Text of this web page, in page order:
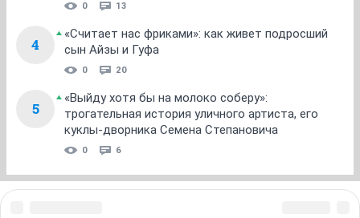
0 13
4
«Считает нас фриками»: как живет подросший
сын Айзы и Гуфа
0 20
5
«Выйду хотя бы на молоко соберу»:
трогательная история уличного артиста, его
куклы-дворника Семена Степановича
0 6